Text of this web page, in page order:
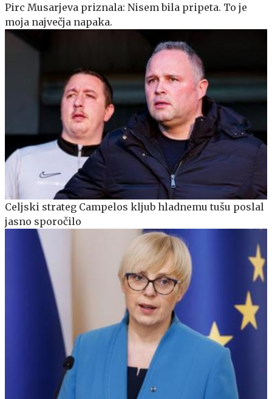
Pirc Musarjeva priznala: Nisem bila pripeta. To je
moja največja napaka.
Celjski strateg Campelos kljub hladnemu tušu poslal
jasno sporočilo